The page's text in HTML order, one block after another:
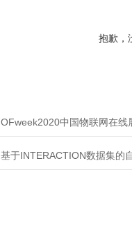
抱歉，
OFweek2020中国物联网在线
基于INTERACTION数据集的自动驾驶